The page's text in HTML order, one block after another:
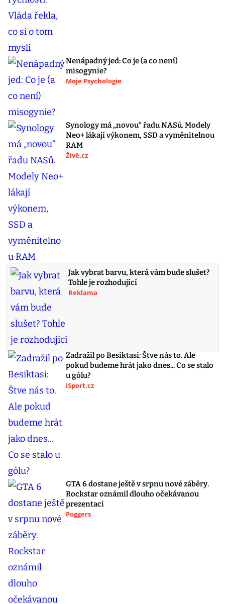
Nenápadný jed: Co je (a co není)
misogynie?
Moje Psychologie
Synology má „novou“ řadu NASů. Modely
Neo+ lákají výkonem, SSD a vyměnitelnou
RAM
Živě.cz
Jak vybrat barvu, která vám bude slušet?
Tohle je rozhodující
Reklama
Zadražil po Besiktasi: Štve nás to. Ale
pokud budeme hrát jako dnes... Co se stalo
u gólu?
iSport.cz
GTA 6 dostane ještě v srpnu nové záběry.
Rockstar oznámil dlouho očekávanou
prezentaci
Poggers